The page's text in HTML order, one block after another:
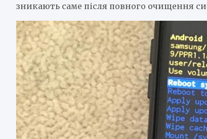
зникають саме після повного очищення